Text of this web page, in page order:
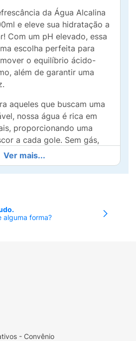
da Água Alcalina
e eleve sua hidratação a
Com um pH elevado, essa
escolha perfeita para
o equilíbrio ácido-
além de garantir uma
aqueles que buscam uma
nossa água é rica em
proporcionando uma
a cada gole. Sem gás,
as ocasiões, seja em
ou durante atividades
ideal para o
ativo e saudável.
Cuide-se e escolha
Ver mais...
alguma forma?
- Convênio